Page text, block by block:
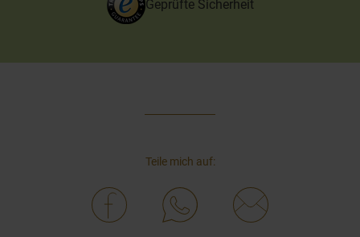
Geprüfte Sicherheit
Teile mich auf: